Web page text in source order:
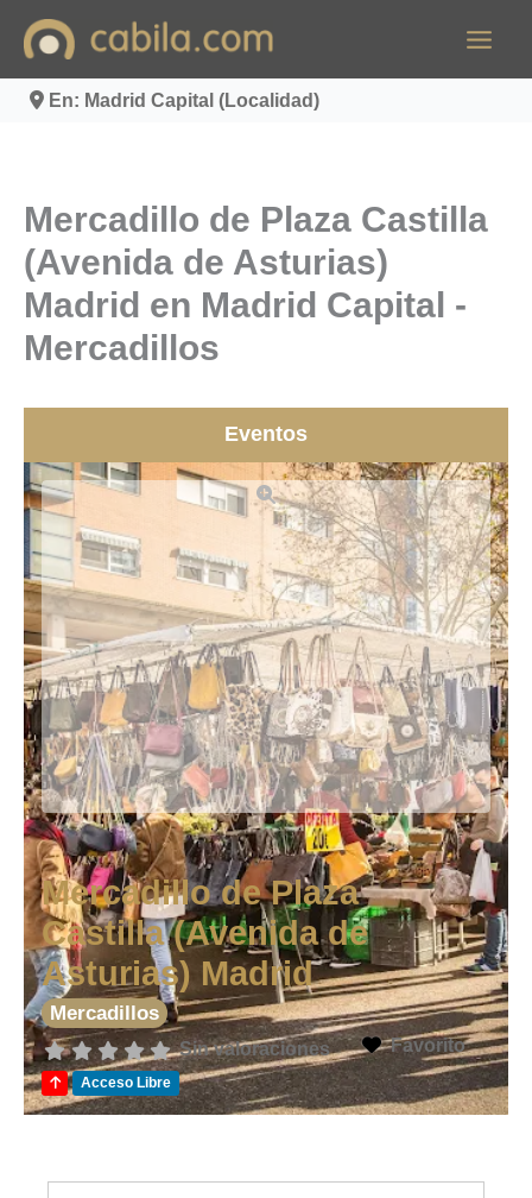
contenido
En: Madrid Capital (Localidad)
Mercadillo de Plaza Castilla
(Avenida de Asturias)
Madrid en Madrid Capital -
Mercadillos
Eventos
Mercadillo de Plaza
Castilla (Avenida de
Asturias) Madrid
Mercadillos
Sin valoraciones Favorito
Acceso Libre